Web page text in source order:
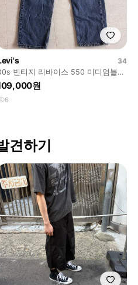
34
빈티지 리바이스 550 미디엄블루
원
6
견하기